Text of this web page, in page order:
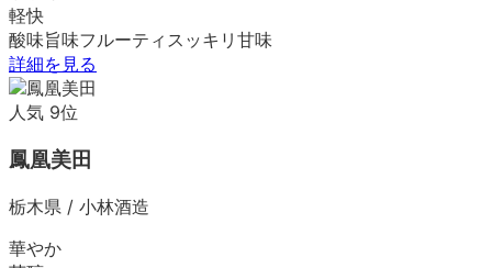
軽快
酸味旨味フルーティ スッキリ 甘味
詳細を見る
人気 9位
鳳凰美田
栃木県 / 小林酒造
華やか